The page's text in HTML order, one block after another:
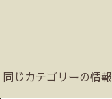
同じカテゴリーの情報